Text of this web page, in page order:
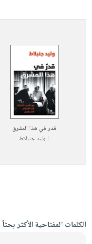
قدر في هذا المشرق
لـوليد جنبلاط
الكلمات المفتاحية الأكثر بحثاً